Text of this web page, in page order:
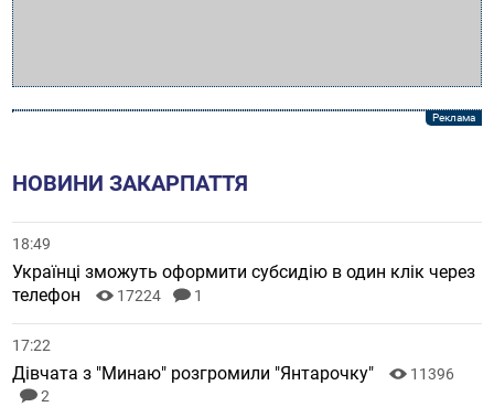
НОВИНИ ЗАКАРПАТТЯ
18:49
Українці зможуть оформити субсидію в один клік через
телефон
17224 1
17:22
Дівчата з "Минаю" розгромили "Янтарочку"
11396
2